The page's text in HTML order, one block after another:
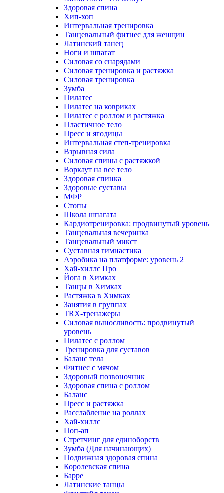
Здоровая спина
Хип-хоп
Интервальная тренировка
Танцевальный фитнес для женщин
Латинский танец
Ноги и шпагат
Силовая со снарядами
Силовая тренировка и растяжка
Силовая тренировка
Зумба
Пилатес
Пилатес на ковриках
Пилатес с роллом и растяжка
Пластичное тело
Пресс и ягодицы
Интервальная степ-тренировка
Взрывная сила
Силовая спины с растяжкой
Воркаут на все тело
Здоровая спинка
Здоровые суставы
МФР
Стопы
Школа шпагата
Кардиотренировка: продвинутый уровень
Танцевальная вечеринка
Танцевальный микст
Суставная гимнастика
Аэробика на платформе: уровень 2
Хай-хиллс Про
Йога в Химках
Танцы в Химках
Растяжка в Химках
Занятия в группах
TRX-тренажеры
Силовая выносливость: продвинутый
уровень
Пилатес с роллом
Тренировка для суставов
Баланс тела
Фитнес с мячом
Здоровый позвоночник
Здоровая спина с роллом
Баланс
Пресс и растяжка
Расслабление на роллах
Хай-хиллс
Поп-ап
Стретчинг для единоборств
Зумба (Для начинающих)
Подвижная здоровая спина
Королевская спина
Барре
Латинские танцы